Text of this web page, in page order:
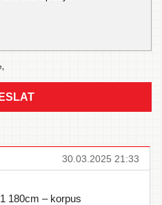
30.03.2025 21:33
180cm – korpus